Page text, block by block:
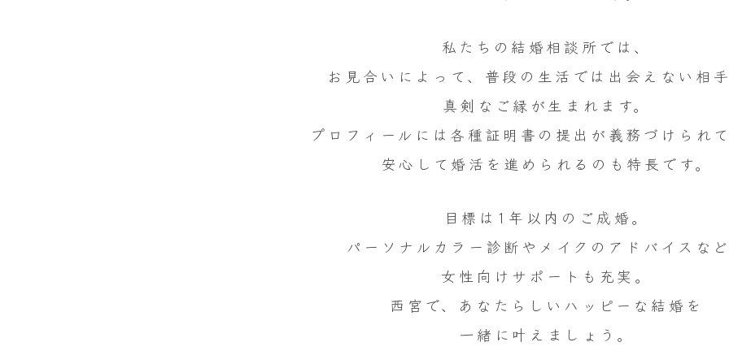
私たちの結婚相談所では、
お見合いによって、普段の生活では出会えない相
真剣なご縁が生まれます。
プロフィールには各種証明書の提出が義務づけられて
安心して婚活を進められるのも特長です。
目標は1年以内のご成婚。
パーソナルカラー診断やメイクのアドバイスなど
女性向けサポートも充実。
西宮で、あなたらしいハッピーな結婚を
一緒に叶えましょう。